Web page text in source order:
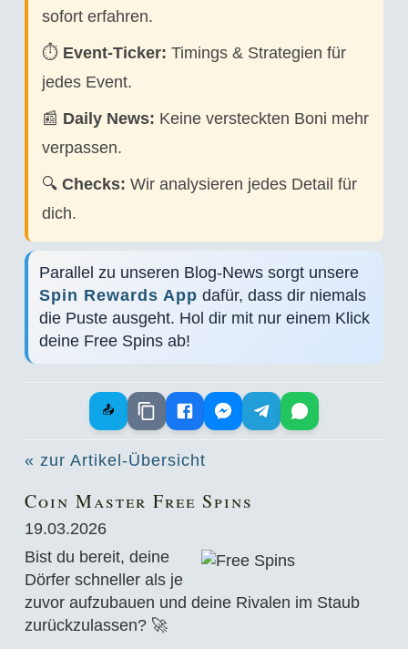
sofort erfahren.
⏱️ Event-Ticker: Timings & Strategien für
jedes Event.
📰 Daily News: Keine versteckten Boni mehr
verpassen.
🔍 Checks: Wir analysieren jedes Detail für
dich.
Parallel zu unseren Blog-News sorgt unsere
Spin Rewards App dafür, dass dir niemals
die Puste ausgeht. Hol dir mit nur einem Klick
deine Free Spins ab!
📤
« zur Artikel-Übersicht
Coin Master Free Spins
19.03.2026
Bist du bereit, deine
Dörfer schneller als je
zuvor aufzubauen und deine Rivalen im Staub
zurückzulassen? 🚀